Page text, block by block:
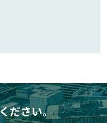
ださい。